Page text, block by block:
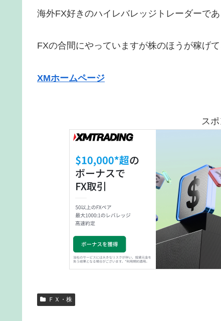
海外FX好きのハイレバレッジトレーダーで
FXの合間にやっていますが株のほうが稼げて
XMホームページ
ス
ＦＸ・株